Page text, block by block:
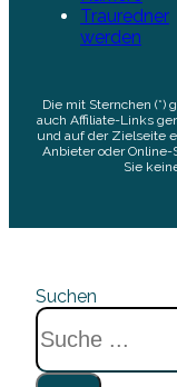
Trauredner
werden
Die mit Sternchen (*)
auch Affiliate-Links
und auf der Zielseite
Anbieter oder
Sie
Suchen